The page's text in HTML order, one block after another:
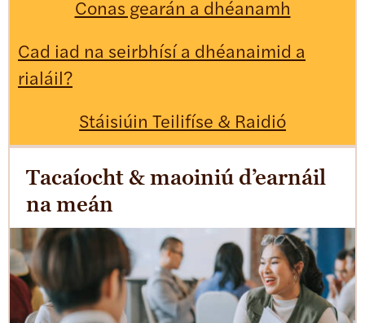
Conas gearán a dhéanamh
Cad iad na seirbhísí a dhéanaimid a
rialáil?
Stáisiúin Teilifíse & Raidió
Tacaíocht & maoiniú d’earnáil
na meán